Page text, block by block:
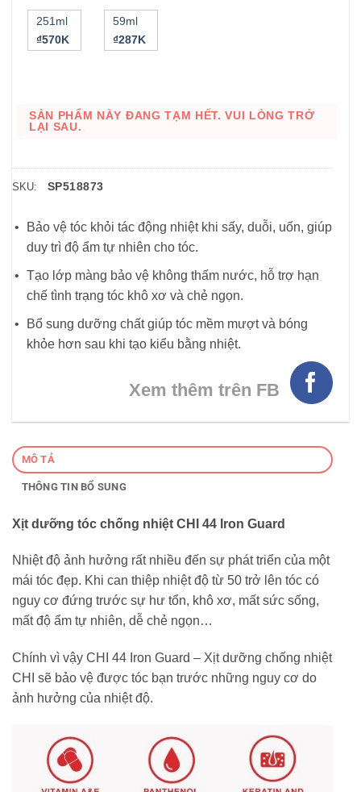
251ml
₫570K
59ml
₫287K
SẢN PHẨM NÀY ĐANG TẠM HẾT. VUI LÒNG TRỞ
LẠI SAU.
SKU: SP518873
Bảo vệ tóc khỏi tác động nhiệt khi sấy, duỗi, uốn, giúp
duy trì độ ẩm tự nhiên cho tóc.
Tạo lớp màng bảo vệ không thấm nước, hỗ trợ hạn
chế tình trạng tóc khô xơ và chẻ ngọn.
Bổ sung dưỡng chất giúp tóc mềm mượt và bóng
khỏe hơn sau khi tạo kiểu bằng nhiệt.
Xem thêm trên FB
MÔ TẢ
THÔNG TIN BỔ SUNG
Xịt dưỡng tóc chống nhiệt CHI 44 Iron Guard
Nhiệt độ ảnh hưởng rất nhiều đến sự phát triển của một
mái tóc đẹp. Khi can thiệp nhiệt độ từ 50 trở lên tóc có
nguy cơ đứng trước sự hư tổn, khô xơ, mất sức sống,
mất độ ẩm tự nhiên, dễ chẻ ngọn…
Chính vì vậy CHI 44 Iron Guard – Xịt dưỡng chống nhiệt
CHI sẽ bảo vệ được tóc bạn trước những nguy cơ do
ảnh hưởng của nhiệt độ.